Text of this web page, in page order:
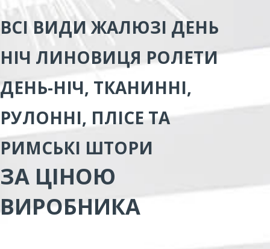
ВСІ ВИДИЖАЛЮЗІ ДЕНЬ
НІЧ ЛИНОВИЦЯ РОЛЕТИ
ДЕНЬ-НІЧ, ТКАНИННІ,
РУЛОННІ, ПЛІСЕ ТА
РИМСЬКІ ШТОРИ
ЗА ЦІНОЮ
ВИРОБНИКА